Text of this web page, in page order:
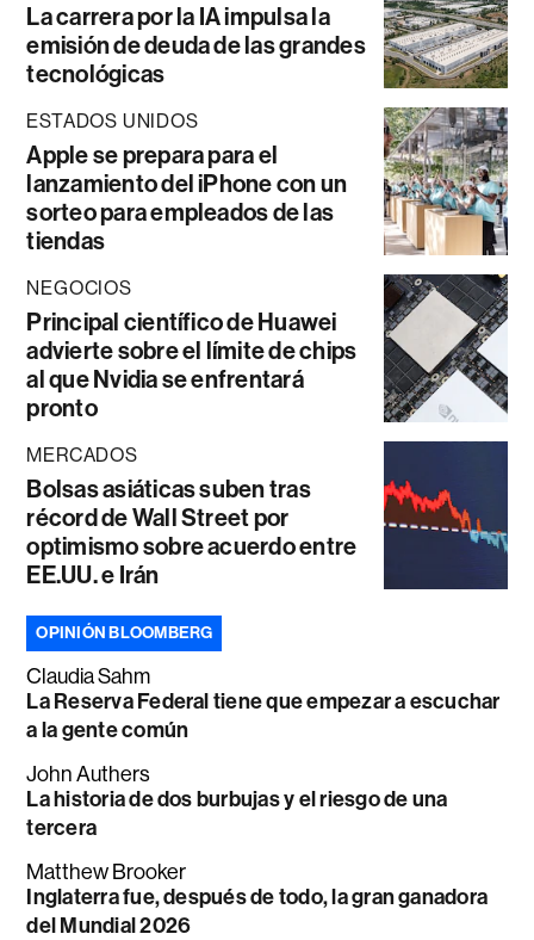
La carrera por la IA impulsa la
emisión de deuda de las grandes
tecnológicas
ESTADOS UNIDOS
Apple se prepara para el
lanzamiento del iPhone con un
sorteo para empleados de las
tiendas
NEGOCIOS
Principal científico de Huawei
advierte sobre el límite de chips
al que Nvidia se enfrentará
pronto
MERCADOS
Bolsas asiáticas suben tras
récord de Wall Street por
optimismo sobre acuerdo entre
EE.UU. e Irán
OPINIÓN BLOOMBERG
Claudia Sahm
La Reserva Federal tiene que empezar a escuchar
a la gente común
John Authers
La historia de dos burbujas y el riesgo de una
tercera
Matthew Brooker
Inglaterra fue, después de todo, la gran ganadora
del Mundial 2026